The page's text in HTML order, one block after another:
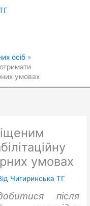
осіб
умовах
умовах
Чигиринська ТГ
після